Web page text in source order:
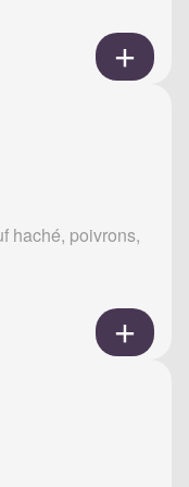
haché, poivrons,